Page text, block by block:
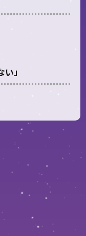
」